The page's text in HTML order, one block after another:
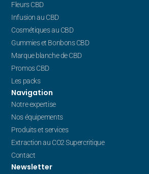
Fleurs CBD
Infusion au CBD
Cosmétiques au CBD
Gummies et Bonbons CBD
Marque blanche de CBD
Promos CBD
Les packs
Navigation
Notre expertise
Nos équipements
Produits et services
Extraction au CO2 Supercritique
Contact
Newsletter